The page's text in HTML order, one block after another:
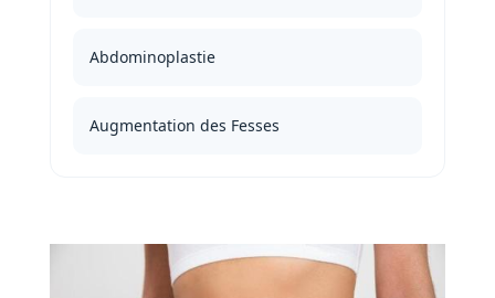
Abdominoplastie
Augmentation des Fesses